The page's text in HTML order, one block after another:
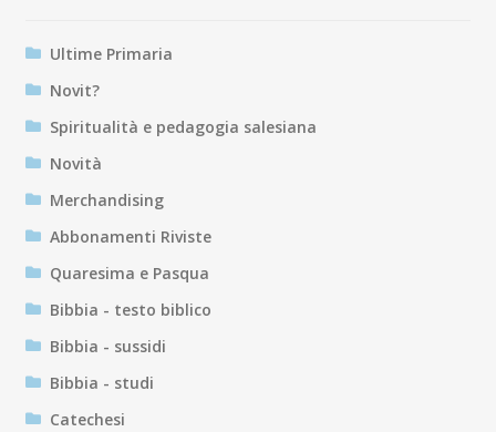
Ultime Primaria
Novit?
Spiritualità e pedagogia salesiana
Novità
Merchandising
Abbonamenti Riviste
Quaresima e Pasqua
Bibbia - testo biblico
Bibbia - sussidi
Bibbia - studi
Catechesi